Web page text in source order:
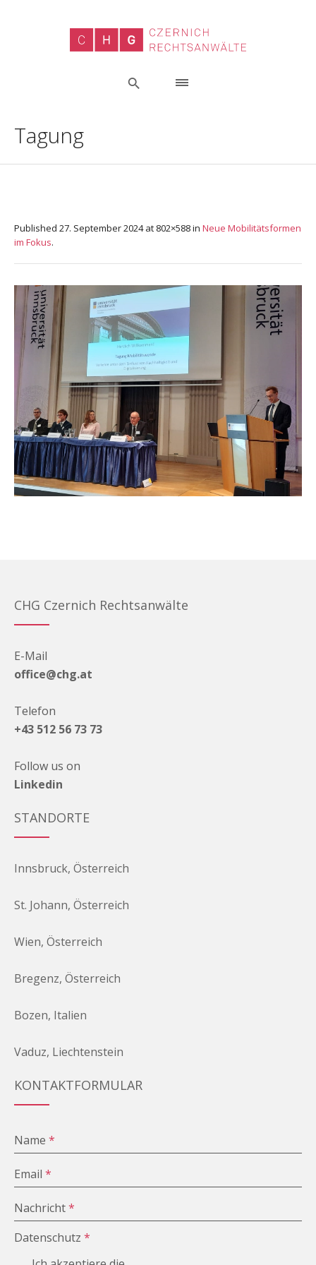
Tagung
Published 27. September 2024at 802×588 in Neue Mobilitätsformen
im Fokus.
CHG Czernich Rechtsanwälte
E-Mail
office@chg.at
Telefon
+43 512 56 73 73
Follow us on
Linkedin
STANDORTE
Innsbruck, Österreich
St. Johann, Österreich
Wien, Österreich
Bregenz, Österreich
Bozen, Italien
Vaduz, Liechtenstein
KONTAKTFORMULAR
Name*
Email*
Nachricht*
Datenschutz*